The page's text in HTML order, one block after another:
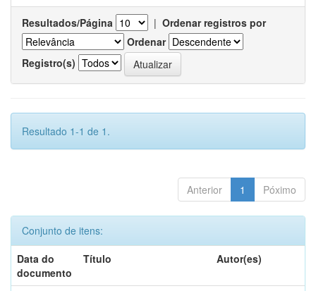
Resultados/Página | Ordenar registros por
Ordenar
Registro(s)
Resultado 1-1 de 1.
Anterior 1 Póximo
Conjunto de itens:
Data do
documento
Título Autor(es)